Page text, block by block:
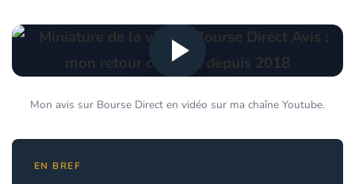
Mon avis sur Bourse Direct en vidéo sur ma chaîne Youtube.
EN BREF